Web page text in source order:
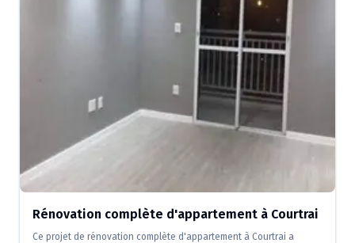
Rénovation complète d'appartement à Courtrai
Ce projet de rénovation complète d'appartement à Courtrai a